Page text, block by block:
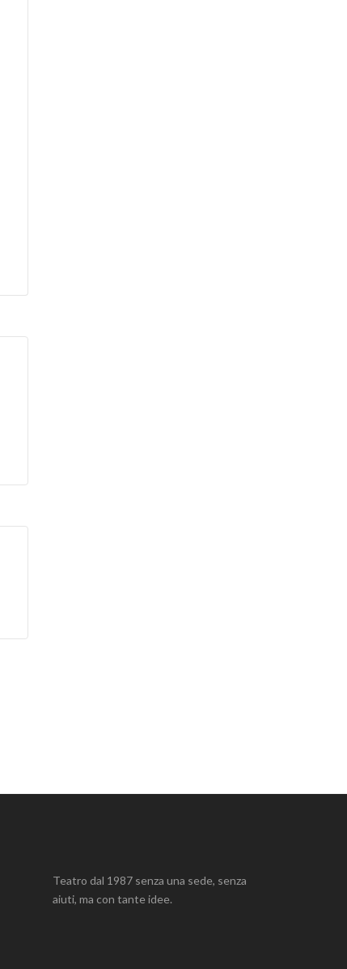
Teatro dal 1987 senza una sede, senza
aiuti, ma con tante idee.